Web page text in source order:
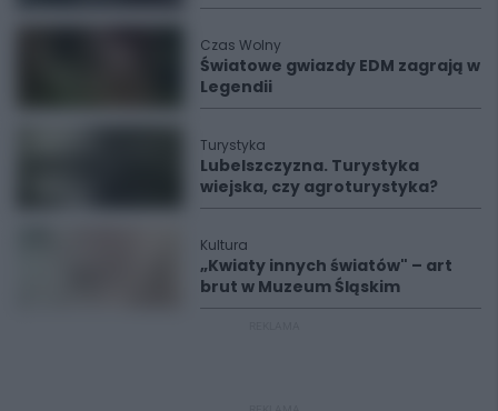
Czas Wolny
Światowe gwiazdy EDM zagrają w
Legendii
Turystyka
Lubelszczyzna. Turystyka
wiejska, czy agroturystyka?
Kultura
„Kwiaty innych światów" – art
brut w Muzeum Śląskim